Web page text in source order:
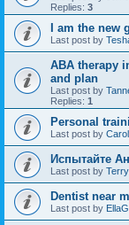
Replies: 3
I am the new
Last post by
ABA therapy
and plan
Last post by
Replies: 1
Personal
Last post by
Испытайте
Last post by
Dentist near
Last post by